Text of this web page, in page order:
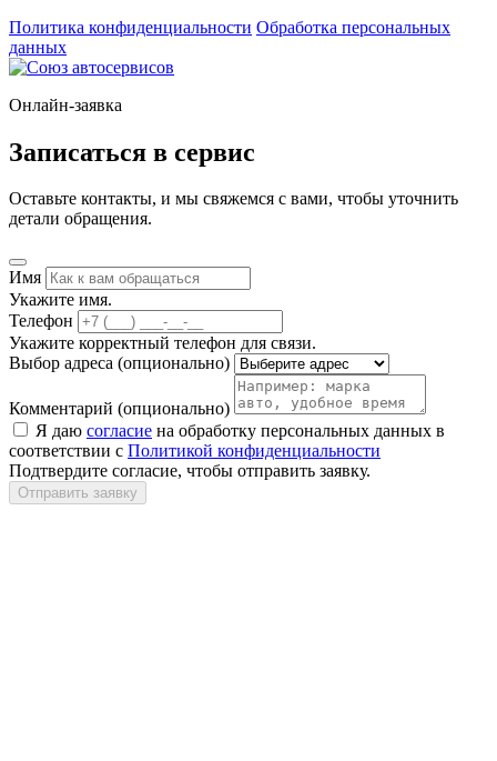
Политика конфиденциальности Обработка персональных
данных
Онлайн-заявка
Записаться в сервис
Оставьте контакты, и мы свяжемся с вами, чтобы уточнить
детали обращения.
Имя
Укажите имя.
Телефон
Укажите корректный телефон для связи.
Выбор адреса (опционально)
Комментарий (опционально)
Я даю согласие на обработку персональных данных в
соответствии с Политикой конфиденциальности
Подтвердите согласие, чтобы отправить заявку.
Отправить заявку